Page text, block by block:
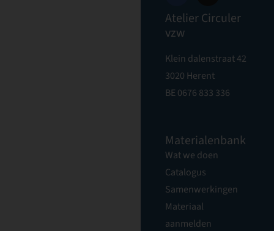
Atelier Circuler
vzw
Klein dalenstraat 42
3020 Herent
BE 0676 833 336
Materialenbank
Wat we doen
Catalogus
Samenwerkingen
Materiaal
aanmelden